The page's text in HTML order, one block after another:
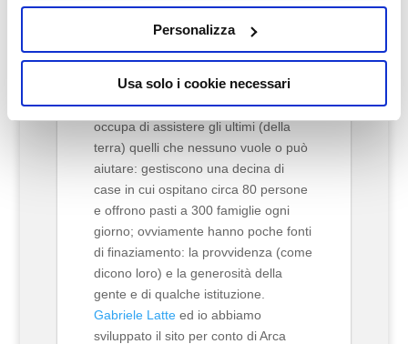
Personalizza
Usa solo i cookie necessari
ARCA DELLA
MISERICORDIA
Arca è un gruppo di volontari che si
occupa di assistere gli ultimi (della
terra) quelli che nessuno vuole o può
aiutare: gestiscono una decina di
case in cui ospitano circa 80 persone
e offrono pasti a 300 famiglie ogni
giorno; ovviamente hanno poche fonti
di finaziamento: la provvidenza (come
dicono loro) e la generosità della
gente e di qualche istituzione.
Gabriele Latteed io abbiamo
sviluppato il sito per conto di Arca